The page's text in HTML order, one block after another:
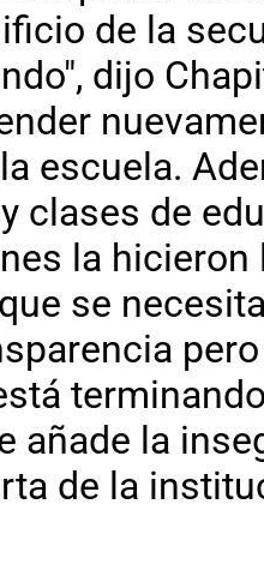
de la
dijo
escuela.
clases de
la hicieron
se
añade la
de la